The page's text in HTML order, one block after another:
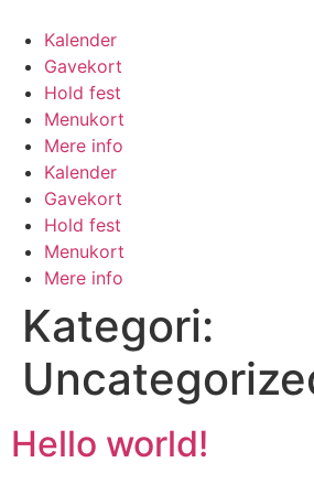
Kalender
Gavekort
Hold fest
Menukort
Mere info
Kalender
Gavekort
Hold fest
Menukort
Mere info
Kategori:
Hello world!